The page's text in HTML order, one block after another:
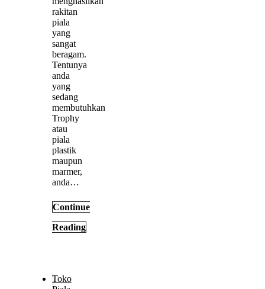
rakitan
piala
yang
sangat
beragam.
Tentunya
anda
yang
sedang
membutuhkan
Trophy
atau
piala
plastik
maupun
marmer,
anda…
Continue
Reading
Toko